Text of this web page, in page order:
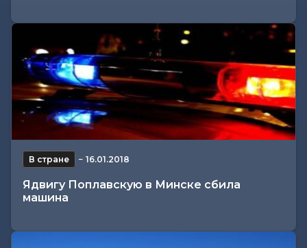
В стране − 16.01.2018
Ядвигу Поплавскую в Минске сбила
машина